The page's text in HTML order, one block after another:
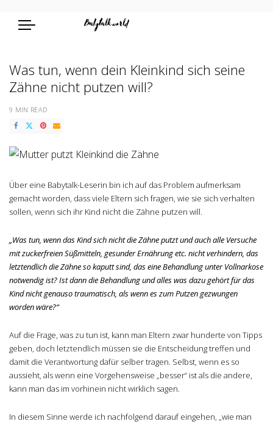
Was tun, wenn dein Kleinkind sich seine
Zähne nicht putzen will?
9 MIN READ
Über eine Babytalk-Leserin bin ich auf das Problem aufmerksam
gemacht worden, dass viele Eltern sich fragen, wie sie sich verhalten
sollen, wenn sich ihr Kind nicht die Zähne putzen will.
„Was tun, wenn das Kind sich nicht die Zähne putzt und auch alle Versuche
mit zuckerfreien Süßmitteln, gesunder Ernährung etc. nicht verhindern, das
letztendlich die Zähne so kaputt sind, das eine Behandlung unter Vollnarkose
notwendig ist?Ist dann die Behandlung und alles was dazu gehört für das
Kind nicht genauso traumatisch, als wenn es zum Putzen gezwungen
worden wäre?“
Auf die Frage, was zu tun ist, kann man Eltern zwar hunderte von Tipps
geben, doch letztendlich müssen sie die Entscheidung treffen und
damit die Verantwortung dafür selber tragen. Selbst, wenn es so
aussieht, als wenn eine Vorgehensweise „besser“ ist als die andere,
kann man das im vorhinein nicht wirklich sagen.
In diesem Sinne werde ich nachfolgend darauf eingehen, „wie man